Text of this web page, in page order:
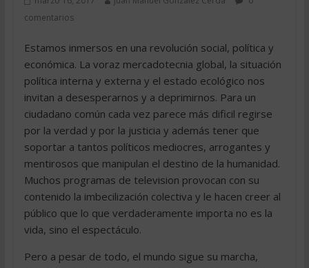
comentarios
Estamos inmersos en una revolución social, política y
económica. La voraz mercadotecnia global, la situación
política interna y externa y el estado ecológico nos
invitan a desesperarnos y a deprimirnos. Para un
ciudadano común cada vez parece más dificil regirse
por la verdad y por la justicia y además tener que
soportar a tantos políticos mediocres, arrogantes y
mentirosos que manipulan el destino de la humanidad.
Muchos programas de television provocan con su
contenido la imbecilización colectiva y le hacen creer al
público que lo que verdaderamente importa no es la
vida, sino el espectáculo.
Pero a pesar de todo, el mundo sigue su marcha,